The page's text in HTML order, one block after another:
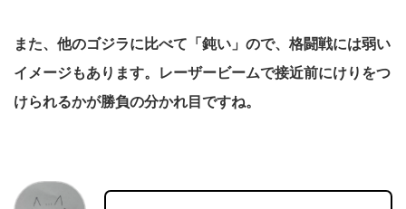
また、他のゴジラに比べて「鈍い」ので、格闘戦には弱い
イメージもあります。 レーザービームで接近前にけりをつ
けられるかが勝負の分かれ目ですね。